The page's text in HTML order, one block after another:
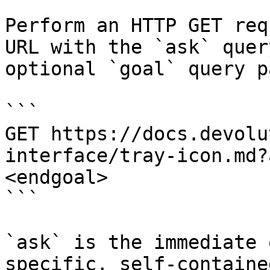
Perform an HTTP GET
URL with the `ask`
optional `goal` query
```
GET https://
interface/tray-
<endgoal>
```
`ask` is the
specific, self-